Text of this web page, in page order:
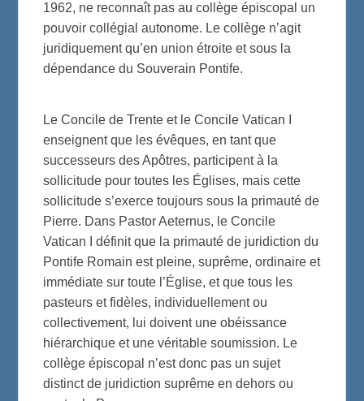
1962, ne reconnaît pas au collège épiscopal un
pouvoir collégial autonome. Le collège n’agit
juridiquement qu’en union étroite et sous la
dépendance du Souverain Pontife.
Le Concile de Trente et le Concile Vatican I
enseignent que les évêques, en tant que
successeurs des Apôtres, participent à la
sollicitude pour toutes les Églises, mais cette
sollicitude s’exerce toujours sous la primauté de
Pierre. Dans Pastor Aeternus, le Concile
Vatican I définit que la primauté de juridiction du
Pontife Romain est pleine, suprême, ordinaire et
immédiate sur toute l’Église, et que tous les
pasteurs et fidèles, individuellement ou
collectivement, lui doivent une obéissance
hiérarchique et une véritable soumission. Le
collège épiscopal n’est donc pas un sujet
distinct de juridiction suprême en dehors ou